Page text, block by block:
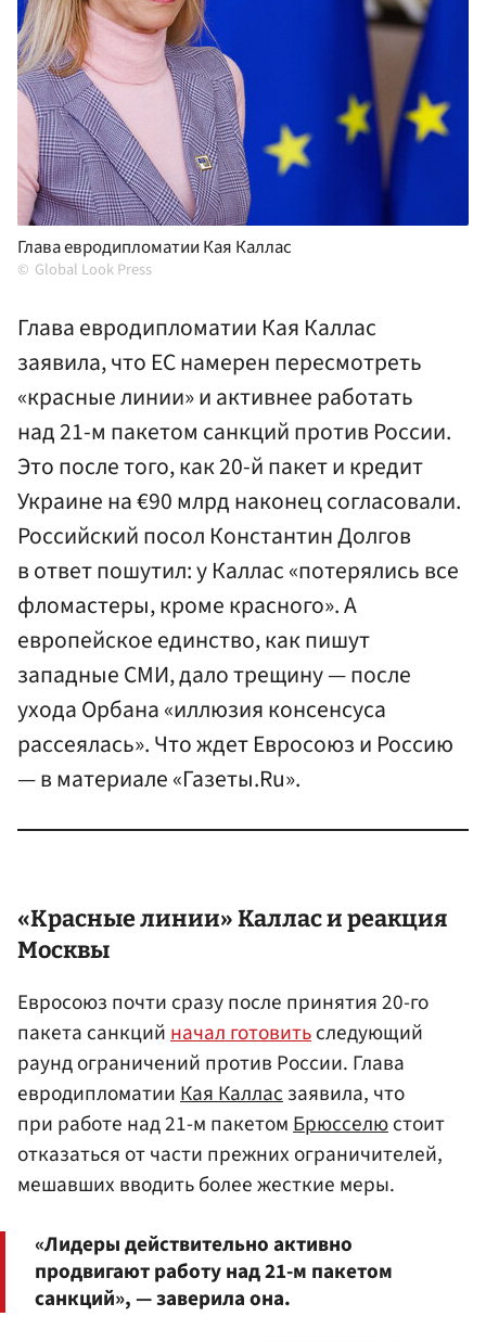
Глава евродипломатии Кая Каллас
Global Look Press
Глава евродипломатии Кая Каллас
заявила, что ЕС намерен пересмотреть
«красные линии» и активнее работать
над 21-м пакетом санкций против России.
Это после того, как 20-й пакет и кредит
Украине на €90 млрд наконец согласовали.
Российский посол Константин Долгов
в ответ пошутил: у Каллас «потерялись все
фломастеры, кроме красного». А
европейское единство, как пишут
западные СМИ, дало трещину — после
ухода Орбана «иллюзия консенсуса
рассеялась». Что ждет Евросоюз и Россию
— в материале «Газеты.Ru».
«Красные линии» Каллас и реакция
Москвы
Евросоюз почти сразу после принятия 20-го
пакета санкцийначал готовитьследующий
раунд ограничений против России. Глава
евродипломатииКая Калласзаявила, что
при работе над 21-м пакетомБрюсселюстоит
отказаться от части прежних ограничителей,
мешавших вводить более жесткие меры.
«Лидеры действительно активно
продвигают работу над 21-м пакетом
санкций», — заверила она.